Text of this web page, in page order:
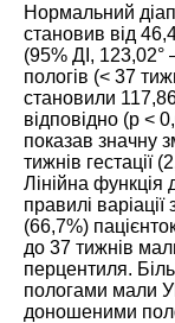
Нормальний
становив від
(95% ДІ, 123,02°
пологів (< 37
становили
відповідно (р <
показав значну
тижнів гестації
Лінійна функція
правилі
(66,7%)
до 37 тижнів
перцентиля.
пологами мали
доношеними